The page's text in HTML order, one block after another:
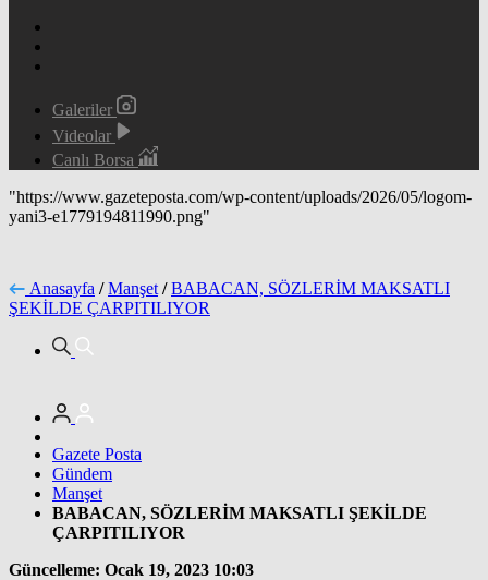
Galeriler
Videolar
Canlı Borsa
"https://www.gazeteposta.com/wp-content/uploads/2026/05/logom-
yani3-e1779194811990.png"
Anasayfa / Manşet / BABACAN, SÖZLERİM MAKSATLI
ŞEKİLDE ÇARPITILIYOR
Gazete Posta
Gündem
Manşet
BABACAN, SÖZLERİM MAKSATLI ŞEKİLDE
ÇARPITILIYOR
Güncelleme: Ocak 19, 2023 10:03